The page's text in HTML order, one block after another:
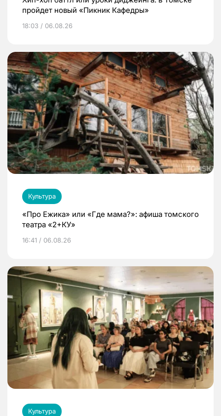
пройдет новый «Пикник Кафедры»
18:03 / 06.08.26
Культура
«Про Ежика» или «Где мама?»: афиша томского
театра «2+КУ»
16:41 / 06.08.26
Культура